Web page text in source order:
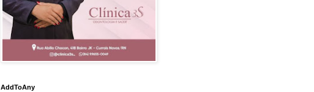
AddToAny